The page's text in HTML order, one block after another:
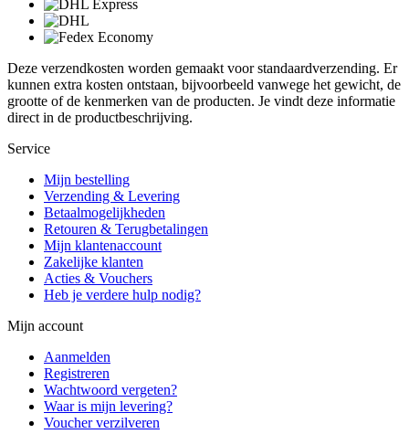
Deze verzendkosten worden gemaakt voor standaardverzending. Er
kunnen extra kosten ontstaan, bijvoorbeeld vanwege het gewicht, de
grootte of de kenmerken van de producten. Je vindt deze informatie
direct in de productbeschrijving.
Service
Mijn bestelling
Verzending & Levering
Betaalmogelijkheden
Retouren & Terugbetalingen
Mijn klantenaccount
Zakelijke klanten
Acties & Vouchers
Heb je verdere hulp nodig?
Mijn account
Aanmelden
Registreren
Wachtwoord vergeten?
Waar is mijn levering?
Voucher verzilveren